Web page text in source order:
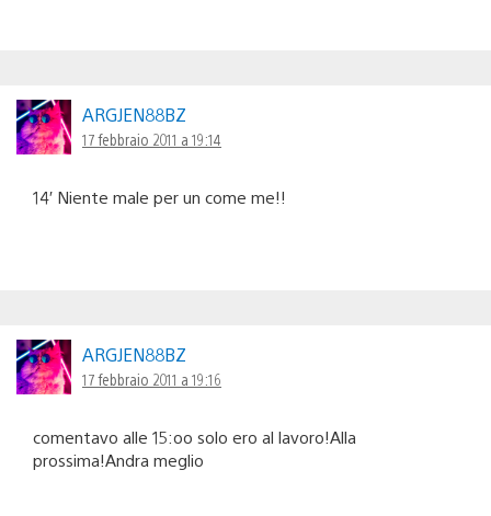
ARGJEN88BZ
17 febbraio 2011 a 19:14
14′ Niente male per un come me!!
ARGJEN88BZ
17 febbraio 2011 a 19:16
comentavo alle 15:oo solo ero al lavoro!Alla
prossima!Andra meglio